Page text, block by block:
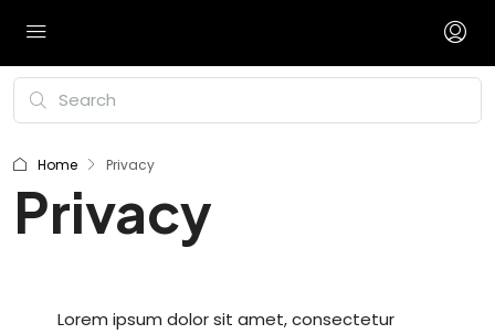
Home Privacy
Privacy
Lorem ipsum dolor sit amet, consectetur